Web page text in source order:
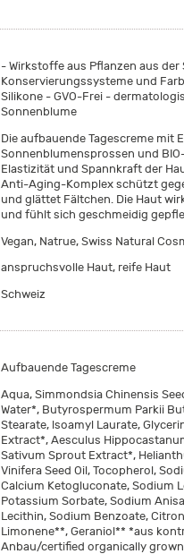
- Wirkstoffe aus Pflanzen aus
Konservierungssysteme und
Silikone - GVO-Frei -
Sonnenblume
Die aufbauende Tagescreme mit
Sonnenblumensprossen und
Elastizität und Spannkraft der
Anti-Aging-Komplex schützt
und glättet Fältchen. Die Haut
und fühlt sich geschmeidig
Vegan, Natrue, Swiss Natural
anspruchsvolle Haut, reife Haut
Schweiz
Aufbauende Tagescreme
Aqua, Simmondsia Chinensis
Water*, Butyrospermum Parkii
Stearate, lsoamyl Laurate,
Extract*, Aesculus
Sativum Sprout Extract*,
Vinifera Seed Oil, Tocopherol,
Calcium Ketogluconate, Sodium
Potassium Sorbate, Sodium
Lecithin, Sodium Benzoate,
Limonene**, Geraniol** *aus
Anbau/certified organically